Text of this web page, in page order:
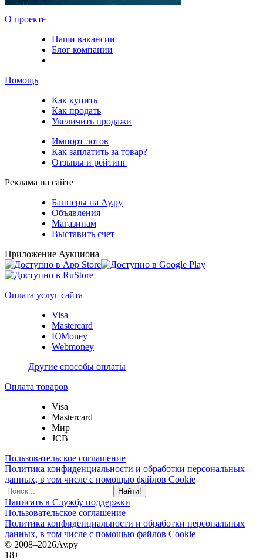
О проекте
Наши вакансии
Блог компании
Помощь
Как купить
Как продать
Увеличить продажи
Импорт лотов
Как заплатить за товар?
Отзывы и рейтинг
Реклама на сайте
Баннеры на Ау.ру
Объявления
Магазинам
Выставить счет
Приложение Аукциона
Оплата услуг сайта
Visa
Mastercard
ЮMoney
Webmoney
Другие способы оплаты
Оплата товаров
Visa
Mastercard
Мир
JCB
Пользовательское соглашение
Политика конфиденциальности и обработки персональных
данных, в том числе с помощью файлов Cookie
Найти!
Написать в Службу поддержки
Пользовательское соглашение
Политика конфиденциальности и обработки персональных
данных, в том числе с помощью файлов Cookie
© 2008–2026Ау.ру
18+